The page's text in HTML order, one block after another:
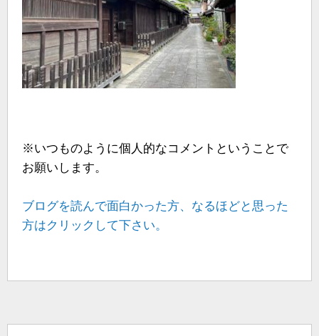
※いつものように個人的なコメントということで
お願いします。
ブログを読んで面白かった方、なるほどと思った
方はクリックして下さい。